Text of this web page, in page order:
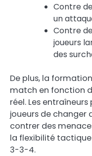
Contre
un
Contre
joueurs
des
De plus, la
match en fonction
réel. Les
joueurs de changer
contrer des
la flexibilité
3-3-4.